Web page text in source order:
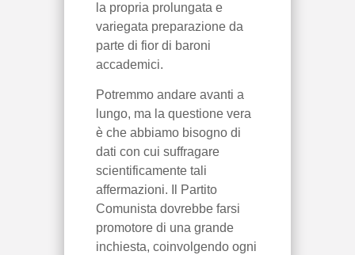
la propria prolungata e
variegata preparazione da
parte di fior di baroni
accademici.
Potremmo andare avanti a
lungo, ma la questione vera
è che abbiamo bisogno di
dati con cui suffragare
scientificamente tali
affermazioni. Il Partito
Comunista dovrebbe farsi
promotore di una grande
inchiesta, coinvolgendo ogni